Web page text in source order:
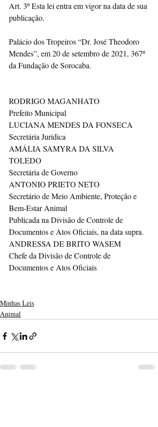
Art. 3º Esta lei entra em vigor na data de sua
publicação.
Palácio dos Tropeiros “Dr. José Theodoro
Mendes”, em 20 de setembro de 2021, 367º
da Fundação de Sorocaba.
RODRIGO MAGANHATO
Prefeito Municipal
LUCIANA MENDES DA FONSECA
Secretária Jurídica
AMÁLIA SAMYRA DA SILVA
TOLEDO
Secretária de Governo
ANTONIO PRIETO NETO
Secretário de Meio Ambiente, Proteção e
Bem-Estar Animal
Publicada na Divisão de Controle de
Documentos e Atos Oficiais, na data supra.
ANDRESSA DE BRITO WASEM
Chefe da Divisão de Controle de
Documentos e Atos Oficiais
Minhas Leis
Animal